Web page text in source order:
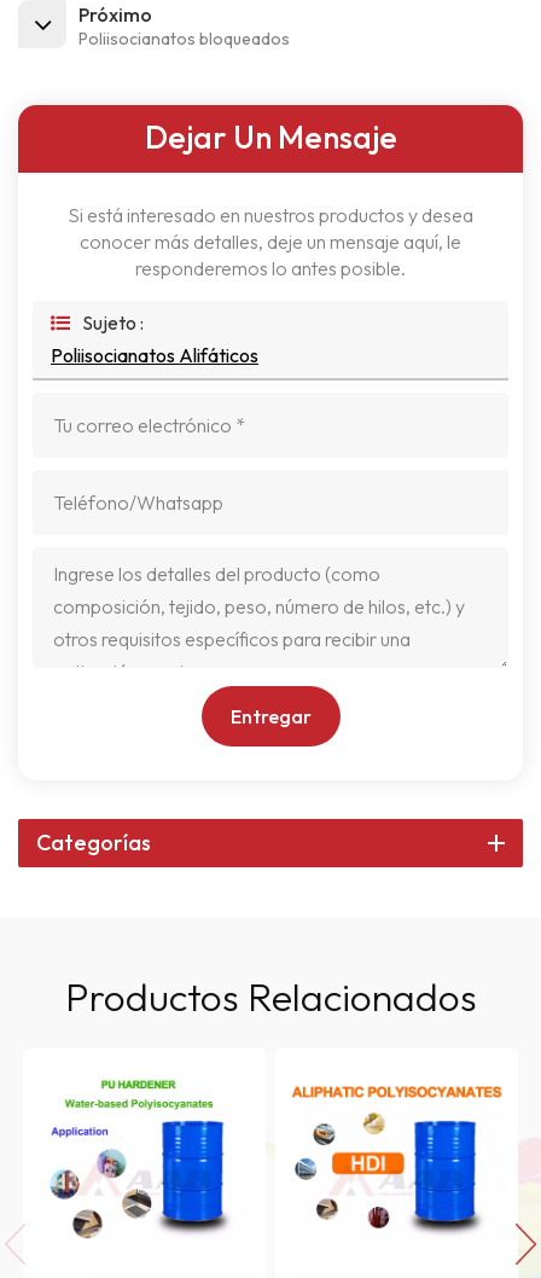
Próximo
Poliisocianatos bloqueados
Dejar Un Mensaje
Si está interesado en nuestros productos y desea
conocer más detalles, deje un mensaje aquí, le
responderemos lo antes posible.
Sujeto :
Poliisocianatos Alifáticos
Entregar
Categorías
Productos Relacionados